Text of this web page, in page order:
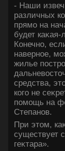
- Наши
различных
прямо на
будет
Конечно,
наверное,
жилье
средства,
кого не
помощь на
Степанов.
При этοм,
существует
геκтара».